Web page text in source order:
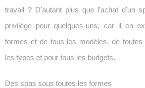
travail ? D'autant plus que l'achat d'un
privilège pour quelques-uns, car il en
formes et de tous les modèles, de
les types et pour tous les budgets.
Des spas sous toutes les formes